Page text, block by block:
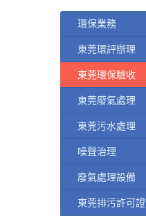
環保業務
東莞環評辦理
東莞環保驗收
東莞廢氣處理
東莞污水處理
噪聲治理
廢氣處理設備
東莞排污許可證